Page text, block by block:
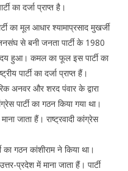
का दर्जा प्राप्त है।
का मूल आधार श्यामाप्रसाद मुखर्जी
से बनी जनता पार्टी के 1980
हुआ। कमल का फूल इस पार्टी का
पार्टी का दर्जा प्राप्त हैं।
अनवर और शरद पंवार के द्वारा
पार्टी का गठन किया गया था।
जाता हैं। राष्ट्रवादी कांग्रेस
का गठन कांशीराम ने किया था।
प्रदेश में माना जाता हैं। पार्टी